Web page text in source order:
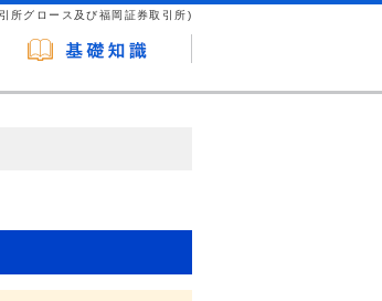
所グロース及び福岡証券取引所)